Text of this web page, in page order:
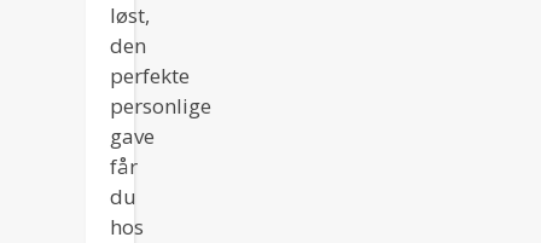
løst,
den
perfekte
personlige
gave
får
du
hos